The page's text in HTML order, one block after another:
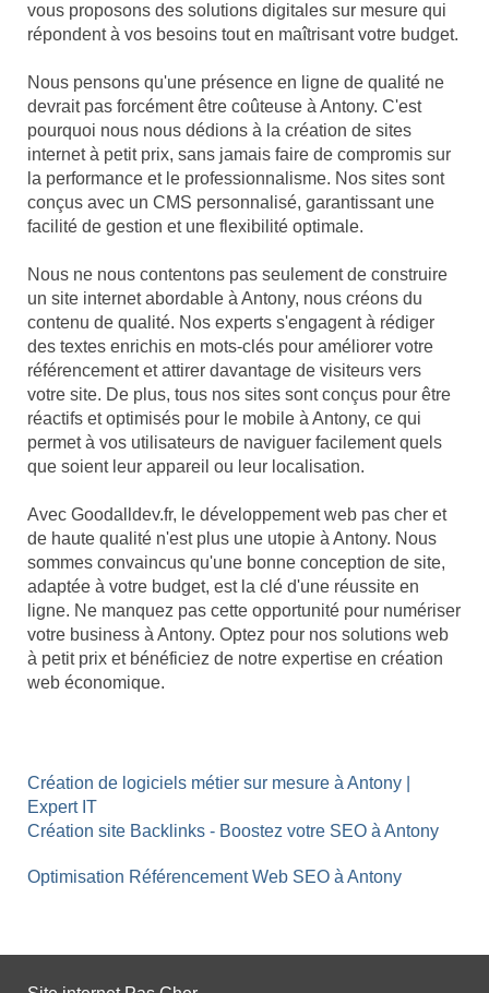
vous proposons des solutions digitales sur mesure qui
répondent à vos besoins tout en maîtrisant votre budget.
Nous pensons qu'une présence en ligne de qualité ne
devrait pas forcément être coûteuse à Antony. C'est
pourquoi nous nous dédions à la création de sites
internet à petit prix, sans jamais faire de compromis sur
la performance et le professionnalisme. Nos sites sont
conçus avec un CMS personnalisé, garantissant une
facilité de gestion et une flexibilité optimale.
Nous ne nous contentons pas seulement de construire
un site internet abordable à Antony, nous créons du
contenu de qualité. Nos experts s'engagent à rédiger
des textes enrichis en mots-clés pour améliorer votre
référencement et attirer davantage de visiteurs vers
votre site. De plus, tous nos sites sont conçus pour être
réactifs et optimisés pour le mobile à Antony, ce qui
permet à vos utilisateurs de naviguer facilement quels
que soient leur appareil ou leur localisation.
Avec Goodalldev.fr, le développement web pas cher et
de haute qualité n'est plus une utopie à Antony. Nous
sommes convaincus qu'une bonne conception de site,
adaptée à votre budget, est la clé d'une réussite en
ligne. Ne manquez pas cette opportunité pour numériser
votre business à Antony. Optez pour nos solutions web
à petit prix et bénéficiez de notre expertise en création
web économique.
Création de logiciels métier sur mesure à Antony |
Expert IT
Création site Backlinks - Boostez votre SEO à Antony
Optimisation Référencement Web SEO à Antony